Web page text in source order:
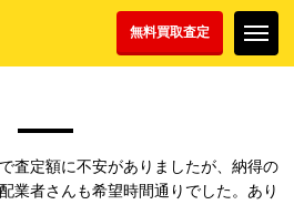
無料買取査定
査定額に不安がありましたが、納得の
業者さんも希望時間通りでした。あり